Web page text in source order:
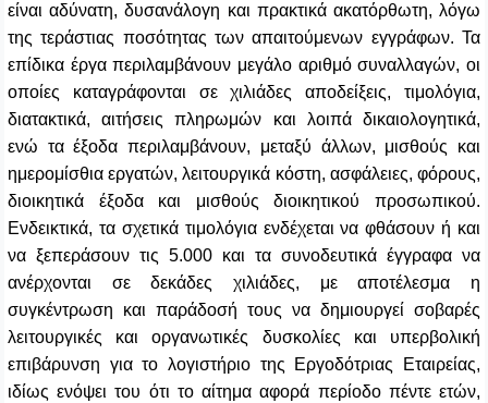
είναι αδύνατη, δυσανάλογη και πρακτικά ακατόρθωτη, λόγω
της τεράστιας ποσότητας των απαιτούμενων εγγράφων. Τα
επίδικα έργα περιλαμβάνουν μεγάλο αριθμό συναλλαγών, οι
οποίες καταγράφονται σε χιλιάδες αποδείξεις, τιμολόγια,
διατακτικά, αιτήσεις πληρωμών και λοιπά δικαιολογητικά,
ενώ τα έξοδα περιλαμβάνουν, μεταξύ άλλων, μισθούς και
ημερομίσθια εργατών, λειτουργικά κόστη, ασφάλειες, φόρους,
διοικητικά έξοδα και μισθούς διοικητικού προσωπικού.
Ενδεικτικά, τα σχετικά τιμολόγια ενδέχεται να φθάσουν ή και
να ξεπεράσουν τις 5.000 και τα συνοδευτικά έγγραφα να
ανέρχονται σε δεκάδες χιλιάδες, με αποτέλεσμα η
συγκέντρωση και παράδοσή τους να δημιουργεί σοβαρές
λειτουργικές και οργανωτικές δυσκολίες και υπερβολική
επιβάρυνση για το λογιστήριο της Εργοδότριας Εταιρείας,
ιδίως ενόψει του ότι το αίτημα αφορά περίοδο πέντε ετών,